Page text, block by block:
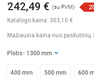
Katalogo kaina: 303,10 €
242,49 € (su PVM)
Mažiausia kaina nuo paskutinių
Plotis - 1300 mm
400 mm 500 mm 600